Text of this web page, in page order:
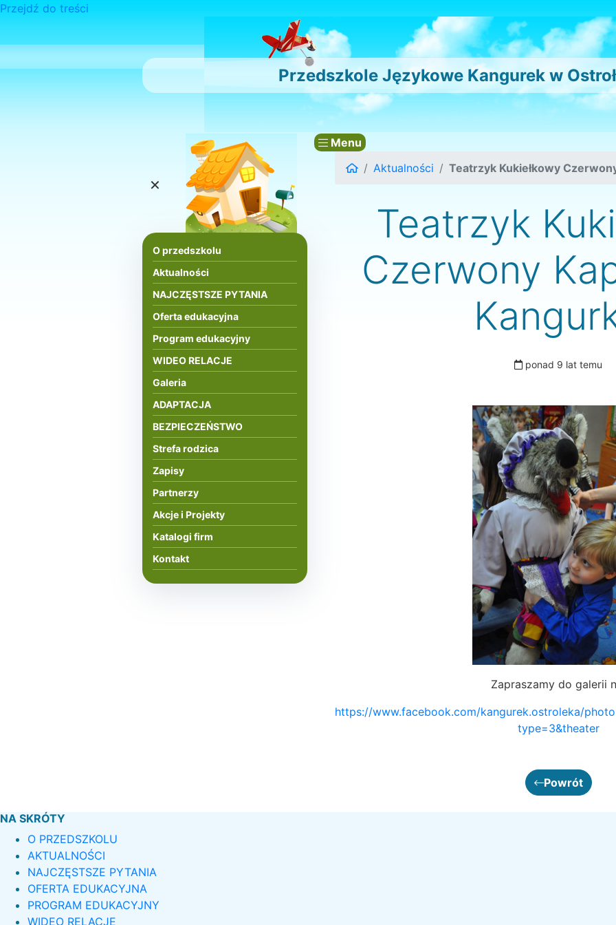
Przejdź do treści
Przedszkole Językowe Kangurek w
Menu
×
O przedszkolu
Aktualności
NAJCZĘSTSZE PYTANIA
Oferta edukacyjna
Program edukacyjny
WIDEO RELACJE
Galeria
ADAPTACJA
BEZPIECZEŃSTWO
Strefa rodzica
Zapisy
Partnerzy
Akcje i Projekty
Katalogi firm
Kontakt
Aktualności Teatrzyk Kukiełkowy
Teatrzyk
Czerwony
ponad 9 lat temu
Zapraszamy do galerii
https://www.facebook.com/kangurek.ostroleka/
type=3&theater
Powrót
NA SKRÓTY
O PRZEDSZKOLU
AKTUALNOŚCI
NAJCZĘSTSZE PYTANIA
OFERTA EDUKACYJNA
PROGRAM EDUKACYJNY
WIDEO RELACJE